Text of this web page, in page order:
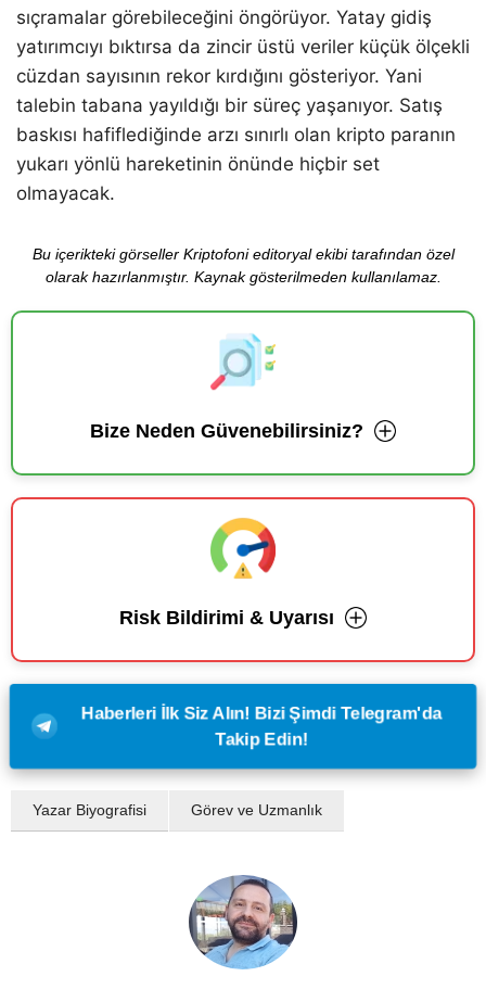
sıçramalar görebileceğini öngörüyor. Yatay gidiş
yatırımcıyı bıktırsa da zincir üstü veriler küçük ölçekli
cüzdan sayısının rekor kırdığını gösteriyor. Yani
talebin tabana yayıldığı bir süreç yaşanıyor. Satış
baskısı hafiflediğinde arzı sınırlı olan kripto paranın
yukarı yönlü hareketinin önünde hiçbir set
olmayacak.
Bu içerikteki görseller Kriptofoni editoryal ekibi tarafından özel
olarak hazırlanmıştır. Kaynak gösterilmeden kullanılamaz.
Bize Neden Güvenebilirsiniz?
Risk Bildirimi & Uyarısı
Haberleri İlk Siz Alın! Bizi Şimdi Telegram'da
Takip Edin!
Yazar Biyografisi Görev ve Uzmanlık